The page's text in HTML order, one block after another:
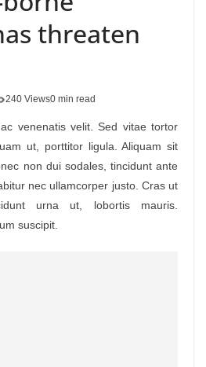
threaten
240 Views0 min read
venenatis velit. Sed vitae tortor
ut, porttitor ligula. Aliquam sit
non dui sodales, tincidunt ante
nec ullamcorper justo. Cras ut
urna ut, lobortis mauris.
suscipit.